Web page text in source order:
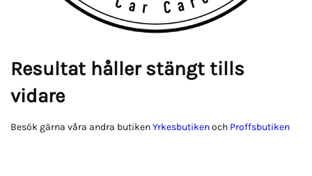
Resultat håller stängt tills
vidare
Besök gärna våra andra butikenYrkesbutikenoch Proffsbutiken